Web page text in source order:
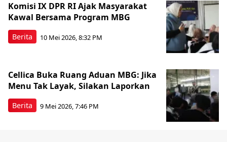
Berita
Komisi IX DPR RI Ajak Masyarakat
Kawal Bersama Program MBG
10 Mei 2026, 8:32 PM
Berita
Cellica Buka Ruang Aduan MBG: Jika
Menu Tak Layak, Silakan Laporkan
9 Mei 2026, 7:46 PM